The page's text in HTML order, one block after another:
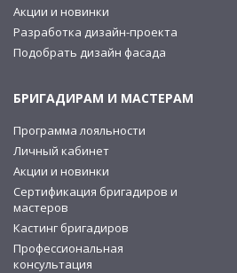
Акции и новинки
Разработка дизайн-проекта
Подобрать дизайн фасада
БРИГАДИРАМ И МАСТЕРАМ
Программа лояльности
Личный кабинет
Акции и новинки
Сертификация бригадиров и
мастеров
Кастинг бригадиров
Профессиональная
консультация